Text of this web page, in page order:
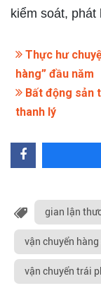
kiểm soát,
Thực hư
hàng” đầu năm
Bất động sản
thanh lý
gian lận
vận chuyển hàng
vận chuyển trái